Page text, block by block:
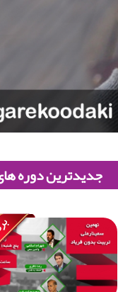
جدیدترین دوره